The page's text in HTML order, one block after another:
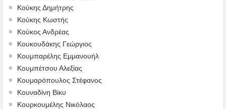
Κούκης Δημήτρης
Κούκης Κωστής
Κούκος Ανδρέας
Κουκουδάκης Γεώργιος
Κουμπαρέλης Εμμανουήλ
Κουμπέτσου Αλεξίας
Κουμαρόπουλος Στέφανος
Κουναδίνη Βίκυ
Κουρκουμέλης Νικόλαος